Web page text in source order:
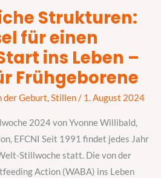
Strukturen:
für einen
ins Leben –
Frühgeborene
der Geburt,Stillen/ 1. August 2024
2024 von Yvonne Willibald,
EFCNI Seit 1991 findet jedes Jahr
Stillwoche statt. Die von der
Action (WABA) ins Leben